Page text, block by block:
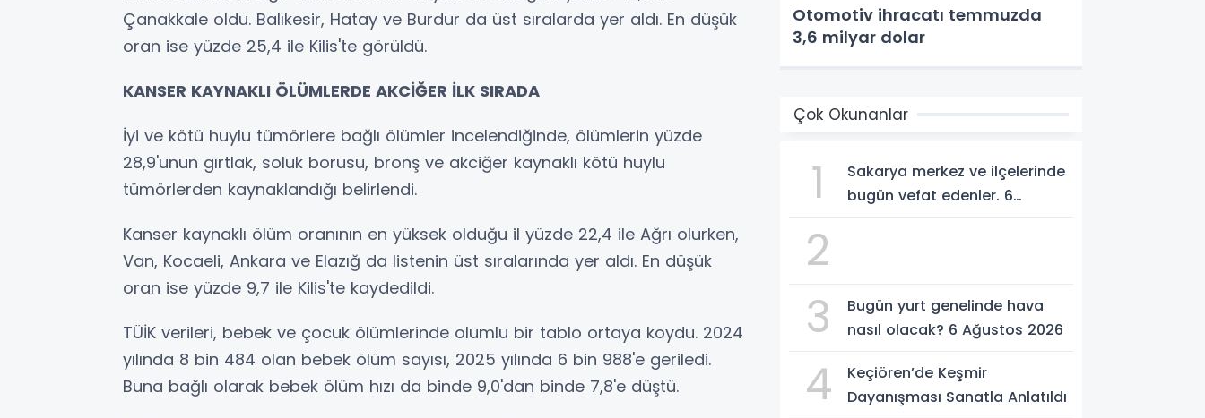
Çanakkale oldu. Balıkesir, Hatay ve Burdur da üst sıralarda yer aldı. En düşük
oran ise yüzde 25,4 ile Kilis'te görüldü.
KANSER KAYNAKLI ÖLÜMLERDE AKCİĞER İLK SIRADA
İyi ve kötü huylu tümörlere bağlı ölümler incelendiğinde, ölümlerin yüzde
28,9'unun gırtlak, soluk borusu, bronş ve akciğer kaynaklı kötü huylu
tümörlerden kaynaklandığı belirlendi.
Kanser kaynaklı ölüm oranının en yüksek olduğu il yüzde 22,4 ile Ağrı olurken,
Van, Kocaeli, Ankara ve Elazığ da listenin üst sıralarında yer aldı. En düşük
oran ise yüzde 9,7 ile Kilis'te kaydedildi.
TÜİK verileri, bebek ve çocuk ölümlerinde olumlu bir tablo ortaya koydu. 2024
yılında 8 bin 484 olan bebek ölüm sayısı, 2025 yılında 6 bin 988'e geriledi.
Buna bağlı olarak bebek ölüm hızı da binde 9,0'dan binde 7,8'e düştü.
Otomotiv ihracatı temmuzda
3,6 milyar dolar
Çok Okunanlar
1
Sakarya merkez ve ilçelerinde
bugün vefat edenler. 6
2
3
Bugün yurt genelinde hava
nasıl olacak? 6 Ağustos 2026
4
Keçiören’de Keşmir
Dayanışması Sanatla Anlatıldı